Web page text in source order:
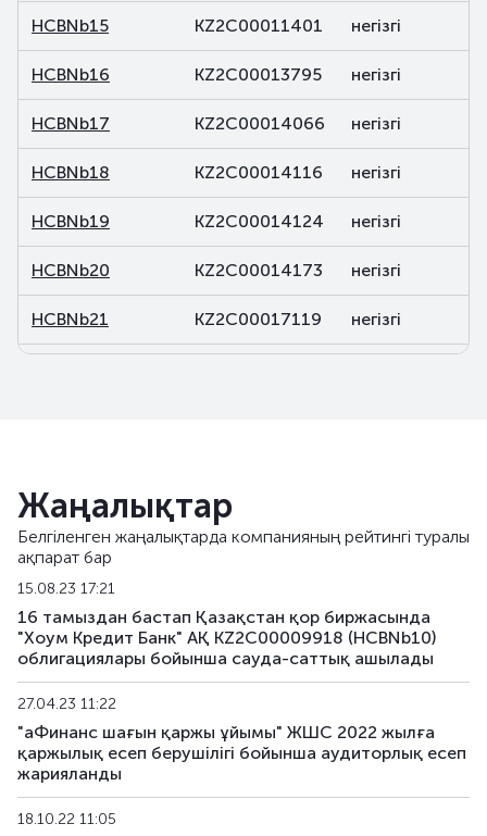
HCBNb15 KZ2C00011401 негізгі
HCBNb16 KZ2C00013795 негізгі
HCBNb17 KZ2C00014066 негізгі
HCBNb18 KZ2C00014116 негізгі
HCBNb19 KZ2C00014124 негізгі
HCBNb20 KZ2C00014173 негізгі
HCBNb21 KZ2C00017119 негізгі
HCBNb25 KZ2C00017333
HCBNb26
HCBNb27 KZ2C00017507 негізгі
HCBNb28 KZ2C00017515 негізгі
HCBNb29
HCBNb30 KZ2C00017531 негізгі
HCBNb31
Жаңалықтар
Белгіленген жаңалықтарда компанияның рейтингі туралы
ақпарат бар
15.08.23 17:21
16 тамыздан бастап Қазақстан қор биржасында
"Хоум Кредит Банк" АҚ KZ2C00009918 (HCBNb10)
облигациялары бойынша сауда-саттық ашылады
27.04.23 11:22
"аФинанс шағын қаржы ұйымы" ЖШС 2022 жылға
қаржылық есеп берушілігі бойынша аудиторлық есеп
жарияланды
18.10.22 11:05